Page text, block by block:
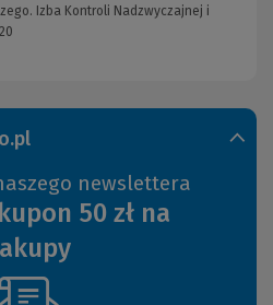
newslettera
50 zł na
Izba Kontroli Nadzwyczajnej i